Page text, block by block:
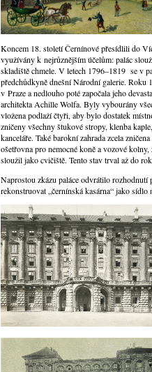
Koncem 18. století Černínové přesídlili do
využívány k nejrůznějším účelům: palác
skladiště chmele. V letech 1796–1819 se v
předchůdkyně dnešní Národní galerie. Roku
v Praze a nedlouho poté započala jeho
architekta Achille Wolfa. Byly vybourány
vložena podlaží čtyři, aby bylo dostatek
zničeny všechny štukové stropy, klenba
kanceláře. Také barokní zahrada zcela
ošetřovna pro nemocné koně a vozové
sloužil jako cvičiště. Tento stav trval až do
Naprostou zkázu paláce odvrátilo
rekonstruovat „černínská kasárna“ jako sídlo